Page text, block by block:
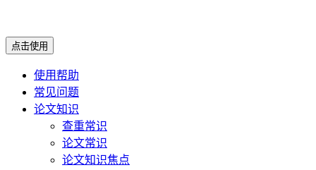
点击使用
使用帮助
常见问题
论文知识
查重常识
论文常识
论文知识焦点